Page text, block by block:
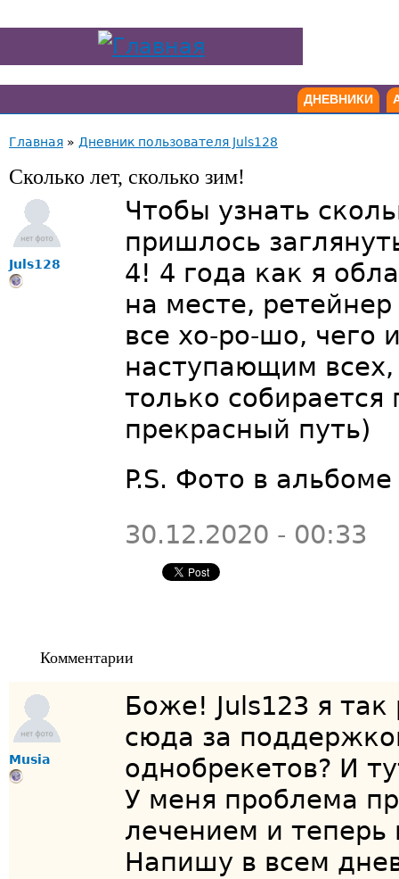
ДНЕВНИКИ
Главная » Дневник пользователя Juls128
Сколько лет, сколько зим!
Juls128
Чтобы узнать
пришлось
4! 4 года как я
на месте,
все хо-ро-шо,
наступающим
только
прекрасный путь)
P.S. Фото в альбоме
30.12.2020 - 00:33
Комментарии
Musia
Боже! Juls123 я
сюда за
однобрекетов? И
У меня проблема
лечением и
Напишу в всем